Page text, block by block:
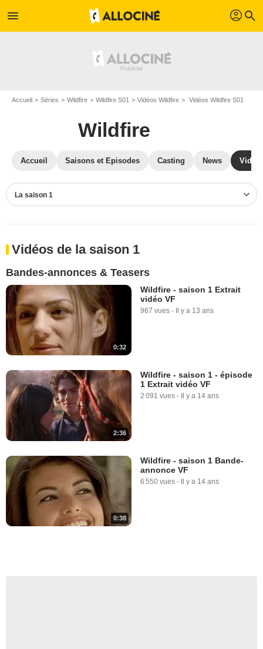
menu profil search
Accueil Séries Wildfire Wildfire S01 Vidéos Wildfire Vidéos Wildfire S01
Wildfire
Accueil Saisons et Episodes Casting News
La saison 1
Vidéos de la saison 1
Bandes-annonces & Teasers
0:32
Wildfire - saison 1 Extrait
vidéo VF
967 vues - Il y a 13 ans
2:36
Wildfire - saison 1 - épisode
1 Extrait vidéo VF
2 091 vues - Il y a 14 ans
0:38
Wildfire - saison 1 Bande-
annonce VF
6 550 vues - Il y a 14 ans